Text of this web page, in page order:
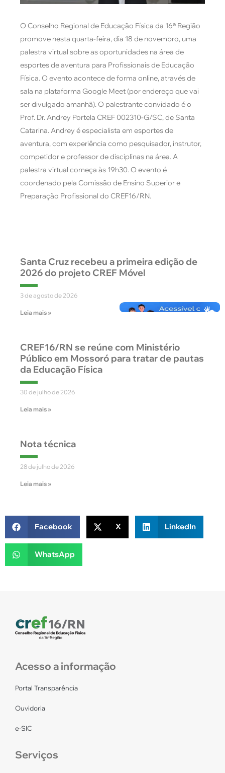
O Conselho Regional de Educação Física da 16ª Região
promove nesta quarta-feira, dia 18 de novembro, uma
palestra virtual sobre as oportunidades na área de
esportes de aventura para Profissionais de Educação
Física. O evento acontece de forma online, através de
sala na plataforma Google Meet (por endereço que vai
ser divulgado amanhã). O palestrante convidado é o
Prof. Dr. Andrey Portela CREF 002310-G/SC, de Santa
Catarina. Andrey é especialista em esportes de
aventura, com experiência como pesquisador, instrutor,
competidor e professor de disciplinas na área. A
palestra virtual começa às 19h30. O evento é
coordenado pela Comissão de Ensino Superior e
Preparação Profissional do CREF16/RN.
Santa Cruz recebeu a primeira edição de
2026 do projeto CREF Móvel
3 de agosto de 2026
Leia mais »
CREF16/RN se reúne com Ministério
Público em Mossoró para tratar de pautas
da Educação Física
30 de julho de 2026
Leia mais »
Nota técnica
28 de julho de 2026
Leia mais »
Facebook X LinkedIn
WhatsApp
Acesso a informação
Portal Transparência
Ouvidoria
e-SIC
Serviços